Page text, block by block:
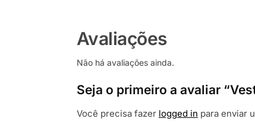
Avaliações
Não há avaliações ainda.
Seja o primeiro a avaliar
Você precisa fazer logged in para enviar